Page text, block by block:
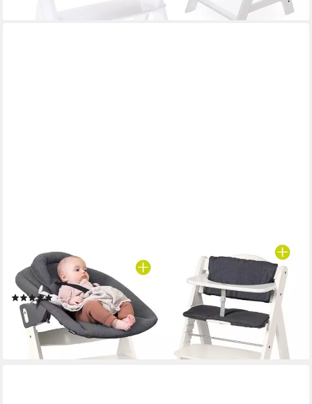
HAUCK
Hochstuhl Beta Plus White - Newborn Set, Babystuhl ab Geburt
inkl. Aufsatz für Neugeborene, Tisch, Sitzauflage
(2)
199,90 € UVP239,80 €
-17%
lieferbar - in 3-4 Werktagen bei dir